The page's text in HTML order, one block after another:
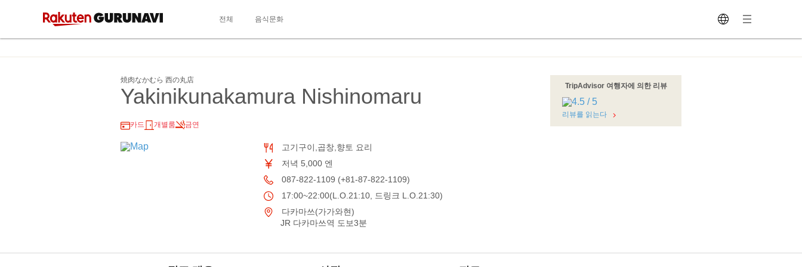
전체 음식문화
焼肉なかむら 西の丸店
Yakinikunakamura Nishinomaru
카드 개별룸 금연
고기구이,곱창,향토 요리
저녁 5,000 엔
087-822-1109 (+81-87-822-1109)
17:00~22:00(L.O.21:10, 드링크 L.O.21:30)
다카마쓰(가가와현)
JR 다카마쓰역 도보3분
TripAdvisor 여행자에 의한 리뷰
리뷰를 읽는다